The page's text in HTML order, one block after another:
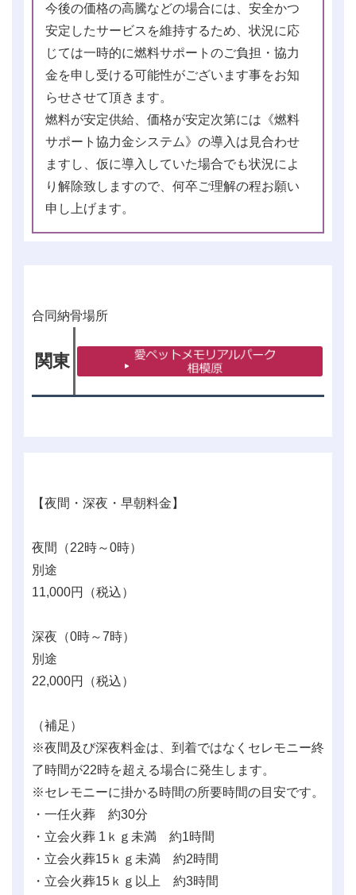
今後の価格の高騰などの場合には、安全かつ
安定したサービスを維持するため、状況に応
じては一時的に燃料サポートのご負担・協力
金を申し受ける可能性がございます事をお知
らせさせて頂きます。
燃料が安定供給、価格が安定次第には《燃料
サポート協力金システム》の導入は見合わせ
ますし、仮に導入していた場合でも状況によ
り解除致しますので、何卒ご理解の程お願い
申し上げます。
合同納骨場所
関東
【夜間・深夜・早朝料金】
夜間（22時～0時）
別途
11,000円（税込）
深夜（0時～7時）
別途
22,000円（税込）
（補足）
※夜間及び深夜料金は、到着ではなくセレモニー終
了時間が22時を超える場合に発生します。
※セレモニーに掛かる時間の所要時間の目安です。
・一任火葬 約30分
・立会火葬 1ｋｇ未満 約1時間
・立会火葬15ｋｇ未満 約2時間
・立会火葬15ｋｇ以上 約3時間